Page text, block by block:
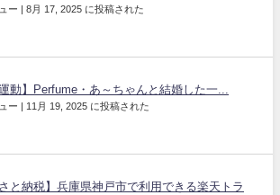
ー | 8月 17, 2025 に投稿された
運動】Perfume・あ～ちゃんと結婚した一...
ー | 11月 19, 2025 に投稿された
さと納税】兵庫県神戸市で利用できる楽天トラ